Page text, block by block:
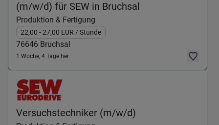
(m/w/d) für SEW in Bruchsal
Produktion & Fertigung
22,00 - 27,00 EUR / Stunde
76646 Bruchsal
1 Woche, 4 Tage her
Versuchstechniker (m/w/d)